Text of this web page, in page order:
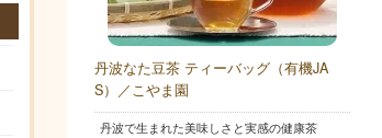
丹波なた豆茶 ティーバッグ（有機JA
S）／こやま園
丹波で生まれた美味しさと実感の健康茶